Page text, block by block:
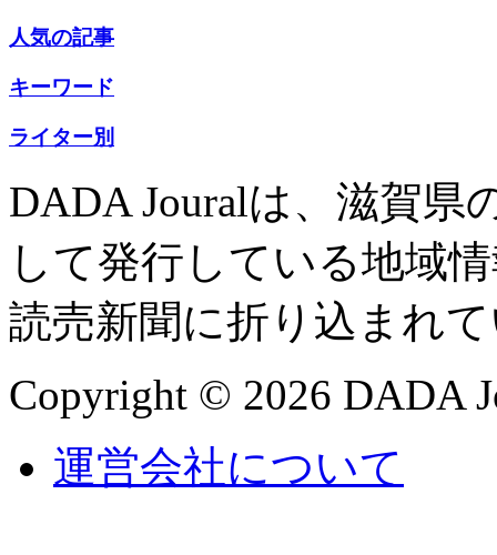
人気の記事
キーワード
ライター別
DADA Jouralは、滋賀県
して発行している地域
読売新聞に折り込まれ
Copyright © 2026 DADA
運営会社について